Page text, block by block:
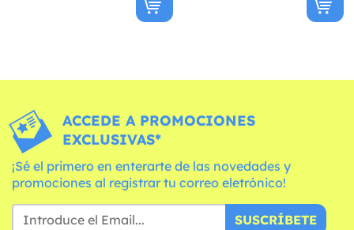
ACCEDE A PROMOCIONES
EXCLUSIVAS*
¡Sé el primero en enterarte de las novedades y
promociones al registrar tu correo eletrónico!
SUSCRÍBETE